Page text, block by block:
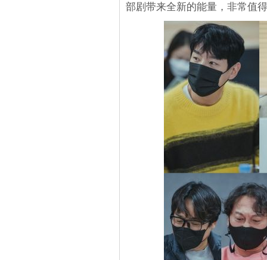
部剧带来全新的能量，非常值